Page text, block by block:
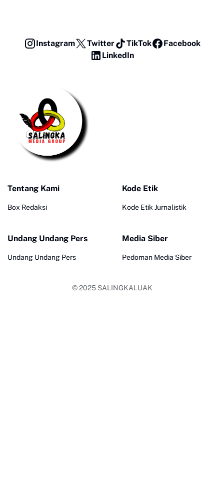
Instagram Twitter TikTok
Facebook
LinkedIn
Tentang Kami
Box Redaksi
Kode Etik
Kode Etik Jurnalistik
Undang Undang Pers
Undang Undang Pers
Media Siber
Pedoman Media Siber
© 2025 SALINGKALUAK